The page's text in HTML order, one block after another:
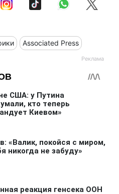
Associated Press